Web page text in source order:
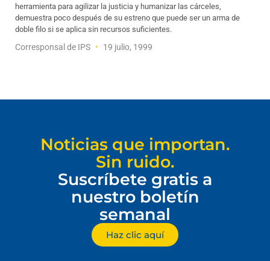
herramienta para agilizar la justicia y humanizar las cárceles,
demuestra poco después de su estreno que puede ser un arma de
doble filo si se aplica sin recursos suficientes.
Corresponsal de IPS 19 julio, 1999
Noticias que importan.
Sin ruido.
Suscríbete gratis a
nuestro boletín
semanal
Haz clic aquí